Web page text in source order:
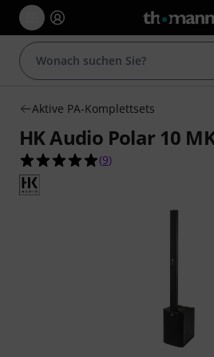
Aktive PA-Komplettsets
HK Audio Polar 10
5.0 von 5 Sternen
(9)